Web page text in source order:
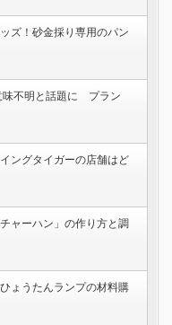
ズ！砂金採り専用のパン
味不明と話題に プラン
ングタイガーの店舗はど
ャーハン」の作り方と調
ょうたんランプの材料購